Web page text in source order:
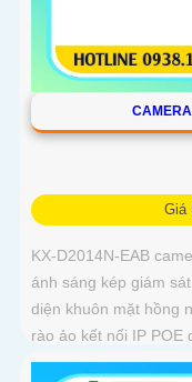
Giá
KX-D2014N-EAB
ánh sáng kép giám
diện khuôn mặt hồng
rào ảo kết nối IP POE
hình ảnh sắc nét 2